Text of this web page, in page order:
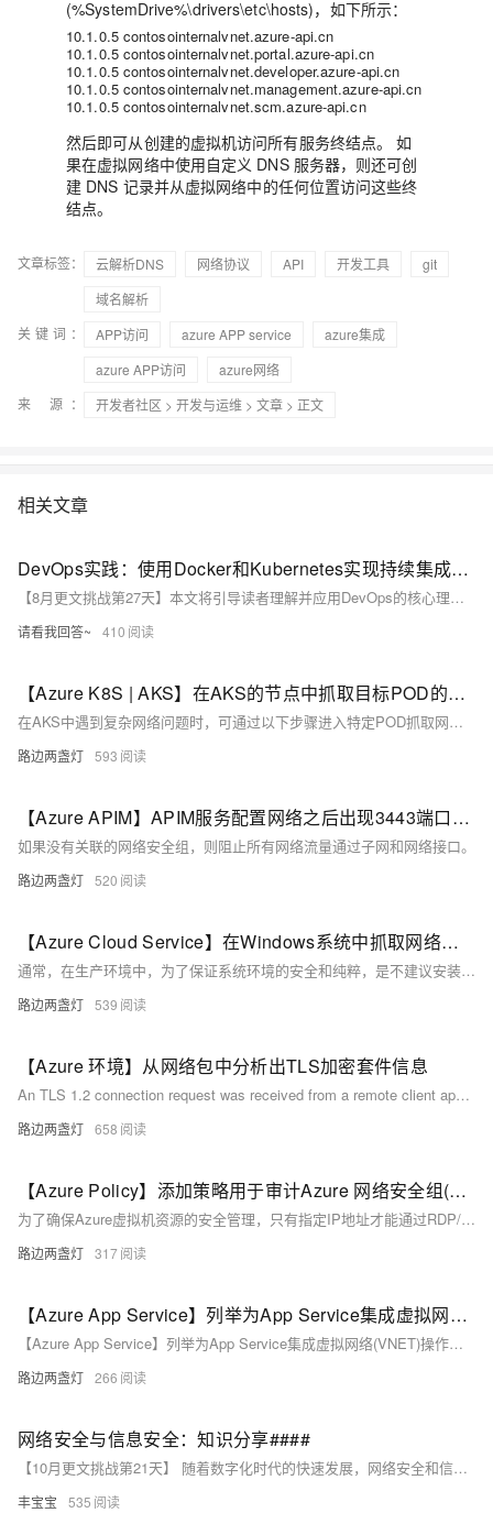
(%SystemDrive%\drivers\etc\hosts)，如下所示：
10.1.0.5 contosointernalvnet.azure-api.cn
10.1.0.5 contosointernalvnet.portal.azure-api.cn
10.1.0.5 contosointernalvnet.developer.azure-api.cn
10.1.0.5 contosointernalvnet.management.azure-api.cn
10.1.0.5 contosointernalvnet.scm.azure-api.cn
然后即可从创建的虚拟机访问所有服务终结点。如
果在虚拟网络中使用自定义 DNS 服务器，则还可创
建 DNS 记录并从虚拟网络中的任何位置访问这些终
结点。
文章标签： 云解析DNS 网络协议 API 开发工具
git
域名解析
关键词：
APP访问 azure APP service
azure集成
azure APP访问
azure网络
来 源：
开发者社区 > 开发与运维 > 文章 > 正文
相关文章
DevOps实践：使用Docker和Kubernetes实现持续集成和部署网络安全的守护盾：加密技术与安全意识的重要性
【8月更文挑战第27天】本文将引导读者理解并应用DevOps的核心理念，通过Docker和Kubernetes的实战案例，深入探讨如何在现代软件开发中实现自动化的持续集成和部署。文章不仅提供理论知识，还结合真实示例，旨在帮助开发者提升效率，优化工作流程。
请看我回答~ 410
【Azure K8S | AKS】在AKS的节点中抓取目标POD的网络包方法分享
在AKS中遇到复杂网络问题时，可通过以下步骤进入特定POD抓取网络包进行分析：1. 使用`kubectl get pods`确认Pod所在Node；2. 通过`kubectl node-shell`登录Node；3. 使用`crictl ps`找到Pod的Container ID；4. 获取PID并使用`nsenter`进入Pod的网络空间；5. 在`/var/tmp`目录下使用`tcpdump`抓包。完成后按Ctrl+C停止抓包。
路边两盏灯 593
【Azure APIM】APIM服务配置网络之后出现3443端口不通，Management Endpoint不健康状态
如果没有关联的网络安全组，则阻止所有网络流量通过子网和网络接口。
路边两盏灯 520
【Azure Cloud Service】在Windows系统中抓取网络包 ( 不需要另外安全抓包工具）
通常，在生产环境中，为了保证系统环境的安全和纯粹，是不建议安装其它软件或排查工具（如果可以安装，也是需要走审批流程）。 本文将介绍一种，不用安装Wireshark / tcpdump 等工具，使用Windows系统自带的 netsh trace 命令来获取网络包的步骤
路边两盏灯 539
【Azure 环境】从网络包中分析出TLS加密套件信息
An TLS 1.2 connection request was received from a remote client application, but non of the cipher suites supported by the client application are supported by the server. The connection request has failed. 从远程客户端应用程序收到 TLS 1.2 连接请求，但服务器不支持客户端应用程序支持的任何密码套件。连接请求失败。
路边两盏灯 658
【Azure Policy】添加策略用于审计Azure 网络安全组(NSG)规则 -- 只能特定的IP地址允许3389/22端口访问
为了确保Azure虚拟机资源的安全管理，只有指定IP地址才能通过RDP/SSH远程访问。解决方案包括使用Azure Policy服务扫描所有网络安全组（NSG），检查入站规则中的3389和22端口，并验证源地址是否在允许的IP列表中。不符合条件的NSG规则将被标记为非合规。通过编写特定的Policy Rule并定义允许的IP地址参数，实现集中管控和合规性检查。
路边两盏灯 317
【Azure App Service】列举为App Service集成虚拟网络(VNET)操作时所需要的最小权限
【Azure App Service】列举为App Service集成虚拟网络(VNET)操作时所需要的最小权限
路边两盏灯 266
网络安全与信息安全：知识分享####
【10月更文挑战第21天】 随着数字化时代的快速发展，网络安全和信息安全已成为个人和企业不可忽视的关键问题。本文将探讨网络安全漏洞、加密技术以及安全意识的重要性，并提供一些实用的建议，帮助读者提高自身的网络安全防护能力。 ####
丰宝宝 535